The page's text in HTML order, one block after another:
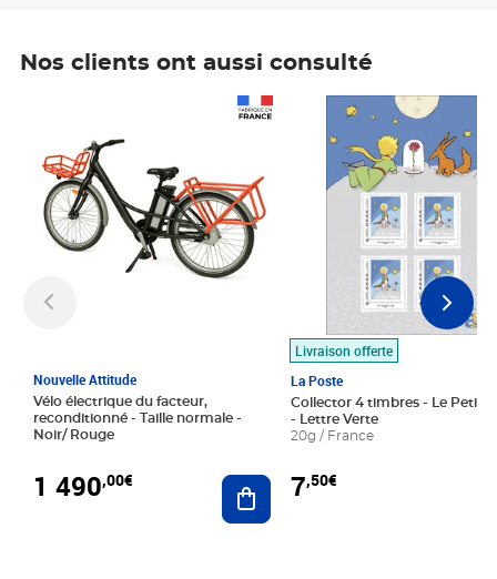
Nos clients ont aussi consulté
Nouvelle Attitude
Vélo électrique du facteur,
reconditionné - Taille normale -
Noir/ Rouge
1 490,00€ Ajouter au panier
Livraison offerte
La Poste
Collector 4 timbres - Le Petit
- Lettre Verte
20g / France
7,50€
Prix 7,50€